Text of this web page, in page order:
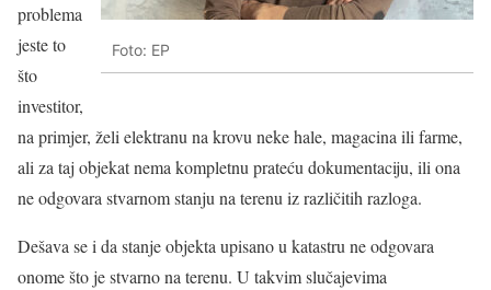
Foto: EP
problema
jeste to
što
investitor,
na primjer, želi elektranu na krovu neke hale, magacina ili farme,
ali za taj objekat nema kompletnu prateću dokumentaciju, ili ona
ne odgovara stvarnom stanju na terenu iz različitih razloga.
Dešava se i da stanje objekta upisano u katastru ne odgovara
onome što je stvarno na terenu. U takvim slučajevima